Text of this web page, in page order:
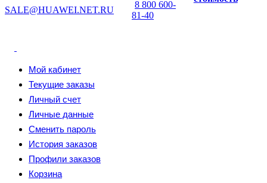
SALE@HUAWEI.NET.RU
8 800 600-
81-40
Мой кабинет
Текущие заказы
Личный счет
Личные данные
Сменить пароль
История заказов
Профили заказов
Корзина